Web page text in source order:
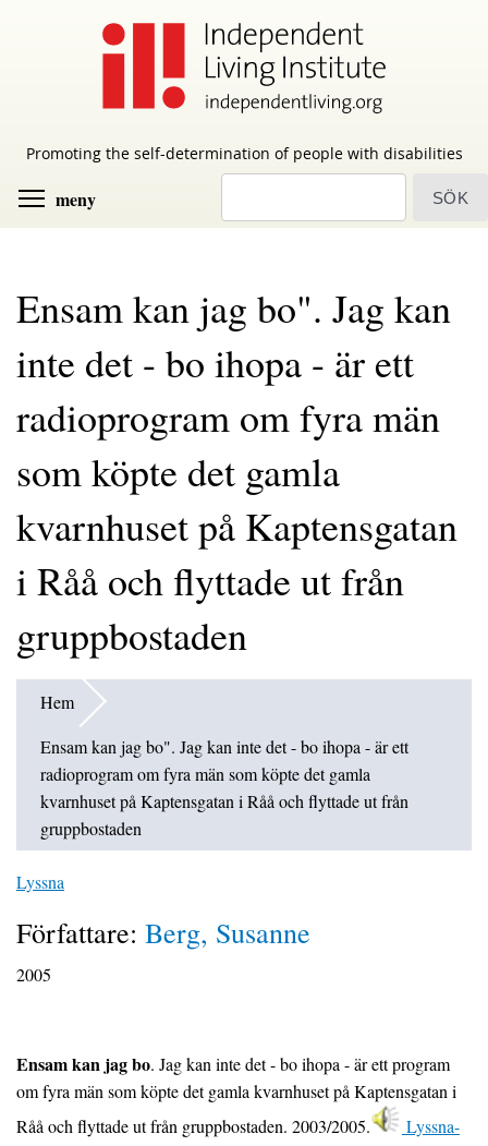
Promoting the self-determination of people with disabilities
meny
Ensam kan jag bo". Jag kan
inte det - bo ihopa - är ett
radioprogram om fyra män
som köpte det gamla
kvarnhuset på Kaptensgatan
i Råå och flyttade ut från
gruppbostaden
Hem
Ensam kan jag bo". Jag kan inte det - bo ihopa - är ett
radioprogram om fyra män som köpte det gamla
kvarnhuset på Kaptensgatan i Råå och flyttade ut från
gruppbostaden
Lyssna
Författare: Berg, Susanne
2005
Ensam kan jag bo. Jag kan inte det - bo ihopa - är ett program
om fyra män som köpte det gamla kvarnhuset på Kaptensgatan i
Råå och flyttade ut från gruppbostaden. 2003/2005.
Lyssna-